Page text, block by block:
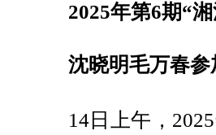
2025年第6期“
沈晓明毛万春参
14日上午，